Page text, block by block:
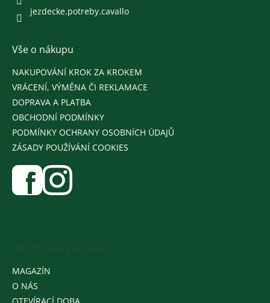
jezdecke.potreby.cavallo
Vše o nákupu
NAKUPOVÁNÍ KROK ZA KROKEM
VRÁCENÍ, VÝMĚNA ČI REKLAMACE
DOPRAVA A PLATBA
OBCHODNÍ PODMÍNKY
PODMÍNKY OCHRANY OSOBNÍCH ÚDAJŮ
ZÁSADY POUŽÍVÁNÍ COOKIES
MAGAZÍN
O NÁS